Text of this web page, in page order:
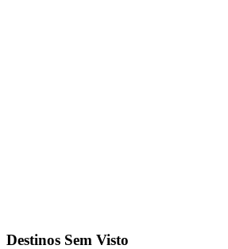
Destinos Sem Visto